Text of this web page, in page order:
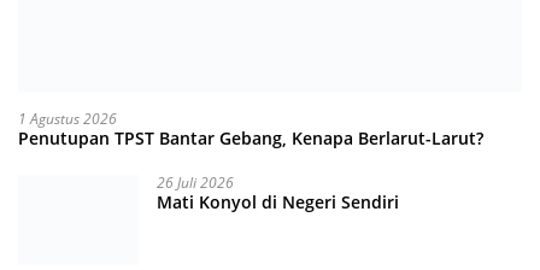
1 Agustus 2026
Penutupan TPST Bantar Gebang, Kenapa Berlarut-Larut?
26 Juli 2026
Mati Konyol di Negeri Sendiri